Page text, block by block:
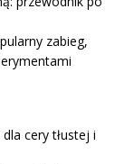
zabieg,
cery tłustej i